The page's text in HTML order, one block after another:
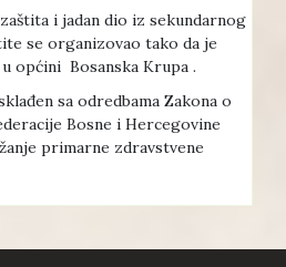
i jadan dio iz sekundarnog
se organizovao tako da je
općini Bosanska Krupa .
sa odredbama Zakona o
Bosne i Hercegovine
primarne zdravstvene